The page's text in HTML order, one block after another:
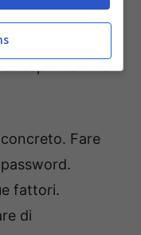
i dati si
la verità. Che
responsabilità
Fare
fattori.
di